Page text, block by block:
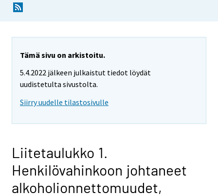
Tämä sivu on arkistoitu.
5.4.2022 jälkeen julkaistut tiedot löydät
uudistetulta sivustolta.
Siirry uudelle tilastosivulle
Liitetaulukko 1.
Henkilövahinkoon johtaneet
alkoholionnettomuudet,